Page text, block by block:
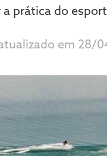
prática do
em 28/